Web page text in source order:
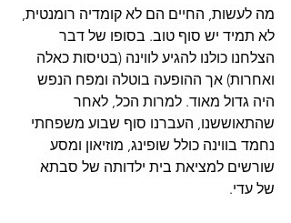
מה לעשות, החיים הם לא קומדיה רומנטית,
לא תמיד יש סוף טוב. בסופו של דבר
הצלחנו כולנו להגיע לווינה (בטיסות כאלה
ואחרות) אך ההופעה בוטלה ומפח הנפש
היה גדול מאוד. למרות הכל, לאחר
שהתאוששנו, העברנו סוף שבוע משפחתי
נחמד בווינה כולל שופינג, מוזיאון ומסע
שורשים למציאת בית ילדותה של סבתא
של עדי.